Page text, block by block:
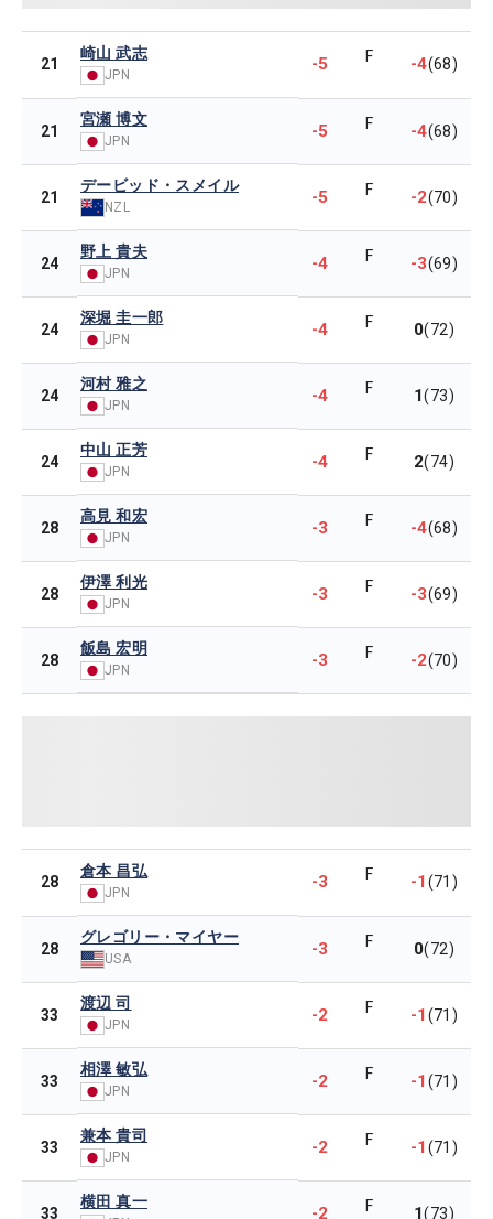
21
崎山 武志
JPN
-5 F -4(68)
21
宮瀬 博文
JPN -5 F -4(68)
21
デービッド・スメイル
NZL -5 F -2(70)
24
野上 貴夫
JPN -4 F -3(69)
24
深堀 圭一郎
JPN -4 F 0(72)
24
河村 雅之
JPN -4 F 1(73)
24
中山 正芳
JPN -4 F 2(74)
28
高見 和宏
JPN -3 F -4(68)
28
伊澤 利光
JPN -3 F -3(69)
28
飯島 宏明
JPN -3 F -2(70)
28
倉本 昌弘
JPN
-3 F -1(71)
28
グレゴリー・マイヤー
USA -3 F 0(72)
33
渡辺 司
JPN -2 F -1(71)
33
相澤 敏弘
JPN -2 F -1(71)
33
兼本 貴司
JPN -2 F -1(71)
33
横田 真一
-2 F 1(73)